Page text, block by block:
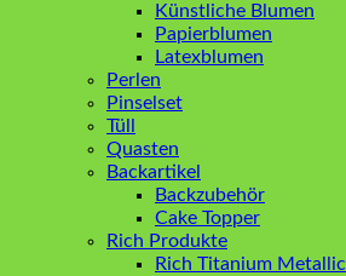
Künstliche Blumen
Papierblumen
Latexblumen
Perlen
Pinselset
Tüll
Quasten
Backartikel
Backzubehör
Cake Topper
Rich Produkte
Rich Titanium Metallic